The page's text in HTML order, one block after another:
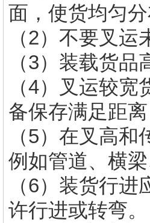
面，使货均匀
（2）不要叉
（3）装载货
（4）叉运较
备保存满足距离
（5）在叉高
例如管道、横
（6）装货行
许行进或转弯。